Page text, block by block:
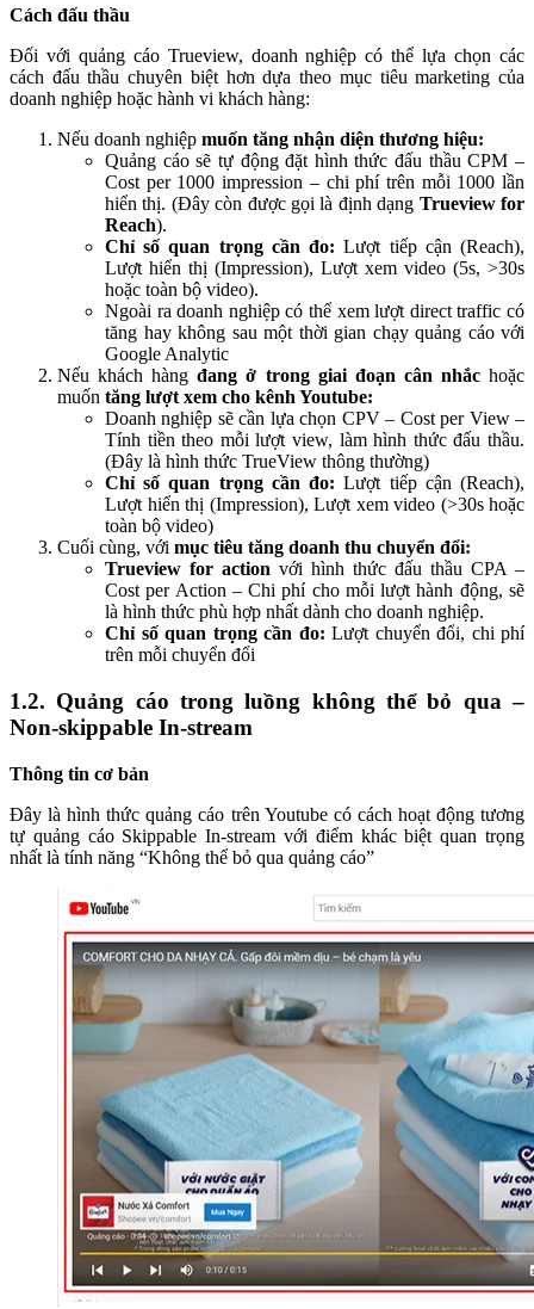
Cách đấu thầu
Đối với quảng cáo Trueview, doanh nghiệp có thể lựa chọn các
cách đấu thầu chuyên biệt hơn dựa theo mục tiêu marketing của
doanh nghiệp hoặc hành vi khách hàng:
Nếu doanh nghiệp muốn tăng nhận diện thương hiệu:
Quảng cáo sẽ tự động đặt hình thức đấu thầu CPM –
Cost per 1000 impression – chi phí trên mỗi 1000 lần
hiển thị. (Đây còn được gọi là định dạng Trueview for
Reach).
Chỉ số quan trọng cần đo: Lượt tiếp cận (Reach),
Lượt hiển thị (Impression), Lượt xem video (5s, >30s
hoặc toàn bộ video).
Ngoài ra doanh nghiệp có thể xem lượt direct traffic có
tăng hay không sau một thời gian chạy quảng cáo với
Google Analytic
Nếu khách hàngđang ở trong giai đoạn cân nhắchoặc
muốn tăng lượt xem cho kênh Youtube:
Doanh nghiệp sẽ cần lựa chọn CPV – Cost per View –
Tính tiền theo mỗi lượt view, làm hình thức đấu thầu.
(Đây là hình thức TrueView thông thường)
Chỉ số quan trọng cần đo: Lượt tiếp cận (Reach),
Lượt hiển thị (Impression), Lượt xem video (>30s hoặc
toàn bộ video)
Cuối cùng, với mục tiêu tăng doanh thu chuyển đổi:
Trueview for action với hình thức đấu thầu CPA –
Cost per Action – Chi phí cho mỗi lượt hành động, sẽ
là hình thức phù hợp nhất dành cho doanh nghiệp.
Chỉ số quan trọng cần đo: Lượt chuyển đổi, chi phí
trên mỗi chuyển đổi
1.2. Quảng cáo trong luồng không thể bỏ qua –
Non-skippable In-stream
Thông tin cơ bản
Đây là hình thức quảng cáo trên Youtube có cách hoạt động tương
tự quảng cáo Skippable In-stream với điểm khác biệt quan trọng
nhất là tính năng “Không thể bỏ qua quảng cáo”